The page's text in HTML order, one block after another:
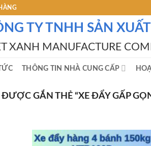
TY TNHH SẢN
XANH MANUFACTURE
THÔNG TIN NHÀ CUNG CẤP
GẮN THẺ “XE ĐẨY GẤP